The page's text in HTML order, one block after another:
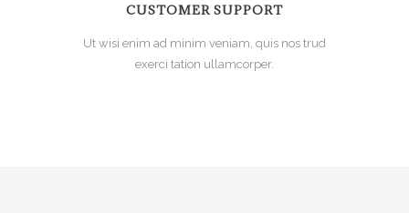
CUSTOMER SUPPORT
Ut wisi enim ad minim veniam, quis nos trud
exerci tation ullamcorper.